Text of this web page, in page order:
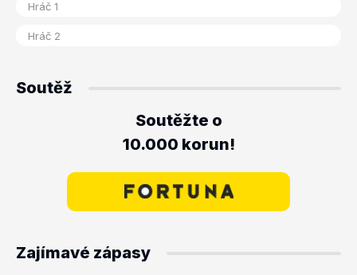
Soutěž
Soutěžte o
10.000 korun!
Zajímavé zápasy